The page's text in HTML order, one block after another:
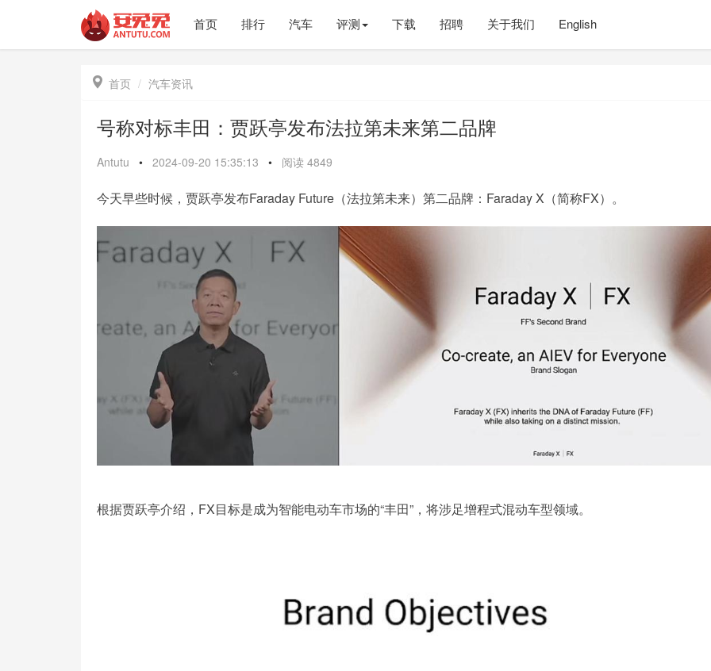
首页 排行 汽车 评测 下载 招聘 关于我们 English
 首页 汽车资讯
号称对标丰田：贾跃亭发布法拉第未来第二品牌
Antutu • 2024-09-20 15:35:13 • 阅读 4849
今天早些时候，贾跃亭发布Faraday Future（法拉第未来）第二品牌：Faraday X（简称FX）。
根据贾跃亭介绍，FX目标是成为智能电动车市场的“丰田”，将涉足增程式混动车型领域。